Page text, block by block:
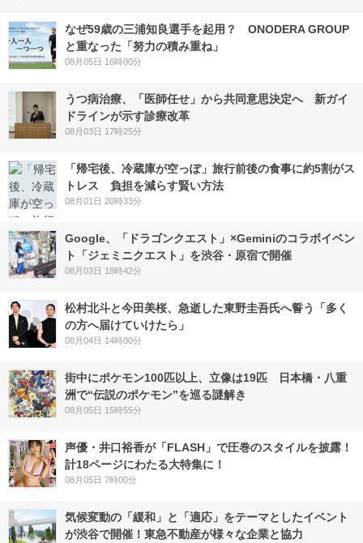
なぜ59歳の三浦知良選手を起用？ ONODERA GROUP
と重なった「努力の積み重ね」
08月05日 16時00分
うつ病治療、「医師任せ」から共同意思決定へ 新ガイ
ドラインが示す診療改革
08月03日 17時25分
「帰宅後、冷蔵庫が空っぽ」旅行前後の食事に約5割がス
トレス 負担を減らす賢い方法
08月01日 20時33分
Google、「ドラゴンクエスト」×Geminiのコラボイベン
ト「ジェミニクエスト」を渋谷・原宿で開催
08月03日 18時42分
松村北斗と今田美桜、急逝した東野圭吾氏へ誓う「多く
の方へ届けていけたら」
08月04日 14時00分
街中にポケモン100匹以上、立像は19匹 日本橋・八重
洲で“伝説のポケモン”を巡る謎解き
08月05日 15時55分
声優・井口裕香が「FLASH」で圧巻のスタイルを披露！
計18ページにわたる大特集に！
08月05日 7時00分
気候変動の「緩和」と「適応」をテーマとしたイベント
が渋谷で開催！東急不動産が様々な企業と協力